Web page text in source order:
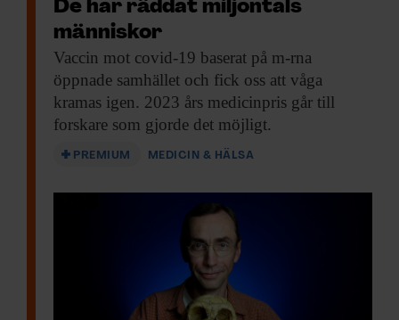
sin bräss. Resultaten visade att de nya
cellerna skyddade mössen mot
autoimmuna sjukdomar.
Regulatoriska T-celler
immunsystemet
Genom ytterligare experiment under mer
än ett decennium kom han fram till att en
viss sorts T-celler har en dämpande effekt
De har räddat miljontals
människor
Vaccin mot covid-19 baserat på m-rna
öppnade samhället och fick oss att våga
kramas igen. 2023 års medicinpris går till
forskare som gjorde det möjligt.
PREMIUM MEDICIN & HÄLSA